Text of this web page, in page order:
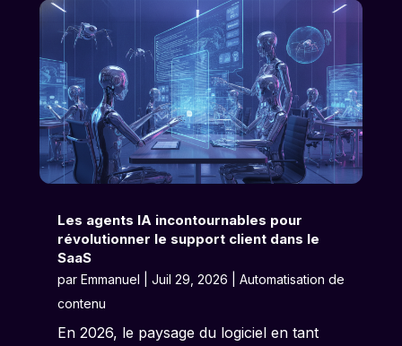
Les agents IA incontournables pour
révolutionner le support client dans le
SaaS
par Emmanuel Juil 29, 2026
Automatisation de
contenu
En 2026, le paysage du logiciel en tant